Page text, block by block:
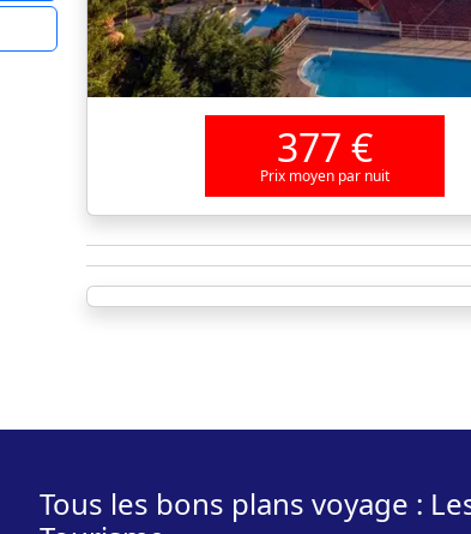
377 €
Prix moyen par nuit
Tous les bons plans voyage :